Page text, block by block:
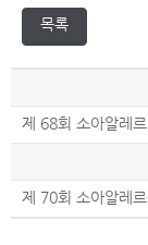
제 68회 소아알레
제 70회 소아알레